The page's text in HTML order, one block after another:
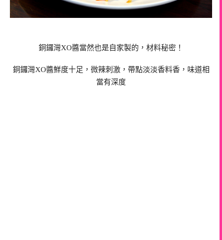
銅鑼灣XO醬當然也是自家製的，材料秘密！
銅鑼灣XO醬鮮度十足，微辣刺激，帶點淡淡香料香，味道相
當有深度